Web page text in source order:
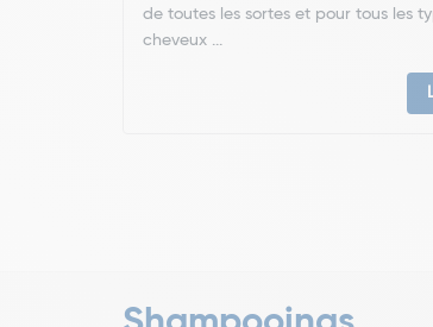
de toutes les sortes et pour tous les
cheveux ...